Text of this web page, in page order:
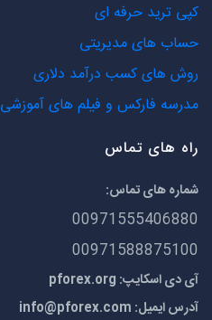
کپی ترید حرفه ای
حساب های مدیریتی
روش های کسب درآمد دلاری
مدرسه فارکس و فیلم های آموزشی
راه های تماس
شماره های تماس:
00971555406880
00971588875100
آی دی اسکایپ: pforex.org
آدرس ایمیل: info@pforex.com